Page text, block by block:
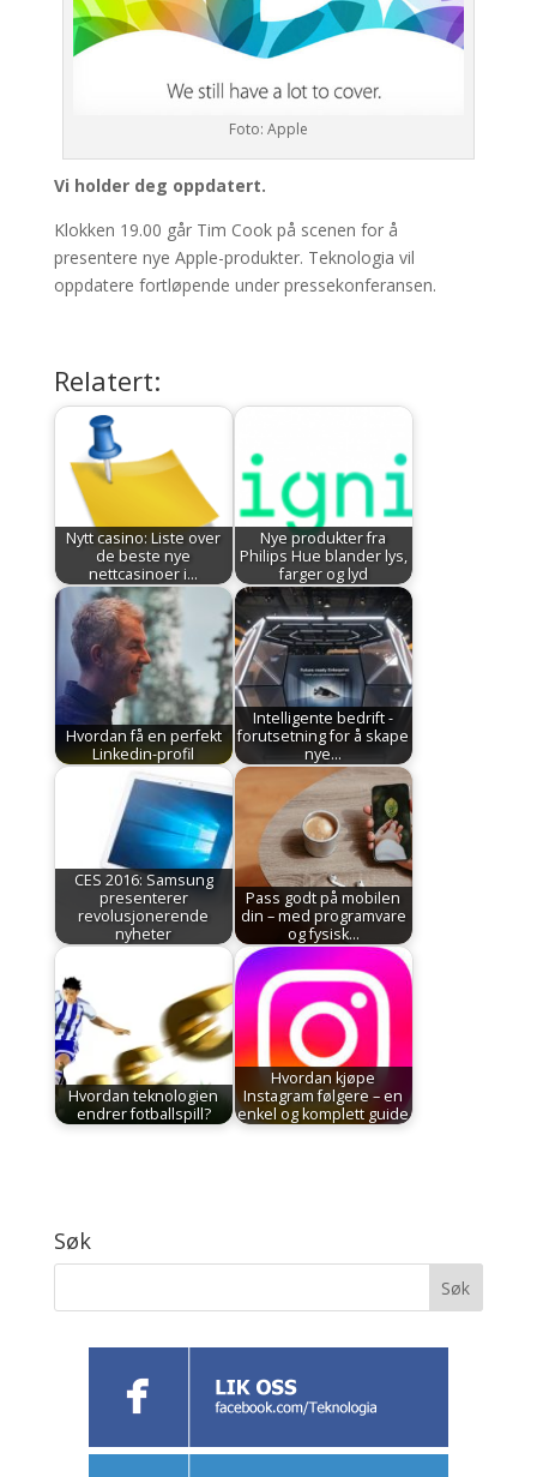
Foto: Apple
Vi holder deg oppdatert.
Klokken 19.00 går Tim Cook på scenen for å
presentere nye Apple-produkter. Teknologia vil
oppdatere fortløpende under pressekonferansen.
Relatert:
Nytt casino: Liste over
de beste nye
nettcasinoer i…
Nye produkter fra
Philips Hue blander lys,
farger og lyd
Hvordan få en perfekt
Linkedin-profil
Intelligente bedrift -
forutsetning for å skape
nye…
CES 2016: Samsung
presenterer
revolusjonerende
nyheter
Pass godt på mobilen
din – med programvare
og fysisk…
Hvordan teknologien
endrer fotballspill?
Hvordan kjøpe
Instagram følgere – en
enkel og komplett guide
Søk